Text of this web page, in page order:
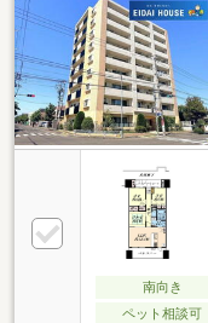
南向き
ペット相談可